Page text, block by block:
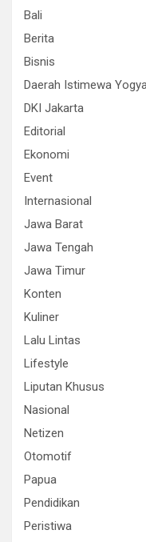
Bali
Berita
Bisnis
Daerah Istimewa
DKI Jakarta
Editorial
Ekonomi
Event
Internasional
Jawa Barat
Jawa Tengah
Jawa Timur
Konten
Kuliner
Lalu Lintas
Lifestyle
Liputan Khusus
Nasional
Netizen
Otomotif
Papua
Pendidikan
Peristiwa